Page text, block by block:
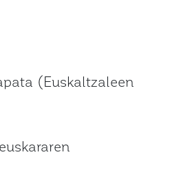
(Euskaltzaleen